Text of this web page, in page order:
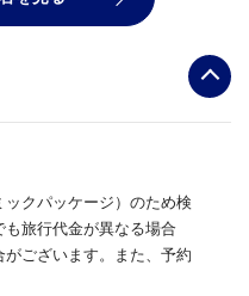
クパッケージ）のため検
旅行代金が異なる場合
ございます。また、予約